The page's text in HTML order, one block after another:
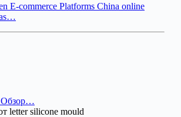
E-commerce Platforms China online
Обзор…
letter silicone mould